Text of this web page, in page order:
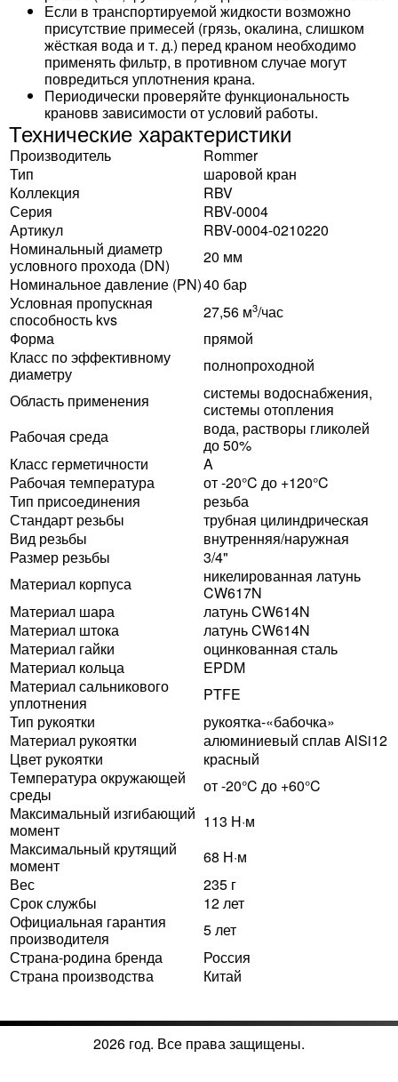
Если в транспортируемой жидкости возможно
присутствие примесей (грязь, окалина, слишком
жёсткая вода и т. д.) перед краном необходимо
применять фильтр, в противном случае могут
повредиться уплотнения крана.
Периодически проверяйте функциональность
крановв зависимости от условий работы.
Технические характеристики
Производитель
Rommer
Тип
шаровой кран
Коллекция
RBV
Серия
RBV-0004
Артикул
RBV-0004-0210220
Номинальный диаметр
условного прохода (DN)
20 мм
Номинальное давление (PN)40 бар
Условная пропускная
способность kvs
27,56 м3/час
Форма
прямой
Класс по эффективному
диаметру
полнопроходной
Область применения
системы водоснабжения,
системы отопления
Рабочая среда
вода, растворы гликолей
до 50%
Класс герметичности
A
Рабочая температура
от -20°C до +120°C
Тип присоединения
резьба
Стандарт резьбы
трубная цилиндрическая
Вид резьбы
внутренняя/наружная
Размер резьбы
3/4"
Материал корпуса
никелированная латунь
CW617N
Материал шара
латунь CW614N
Материал штока
латунь CW614N
Материал гайки
оцинкованная сталь
Материал кольца
EPDM
Материал сальникового
уплотнения
PTFE
Тип рукоятки
рукоятка-«бабочка»
Материал рукоятки
алюминиевый сплав AlSi12
Цвет рукоятки
красный
Температура окружающей
среды
от -20°C до +60°C
Максимальный изгибающий
момент
113 Н·м
Максимальный крутящий
момент
68 Н·м
Вес
235 г
Срок службы
12 лет
Официальная гарантия
производителя
5 лет
Страна-родина бренда
Россия
Страна производства
Китай
2026 год. Все права защищены.